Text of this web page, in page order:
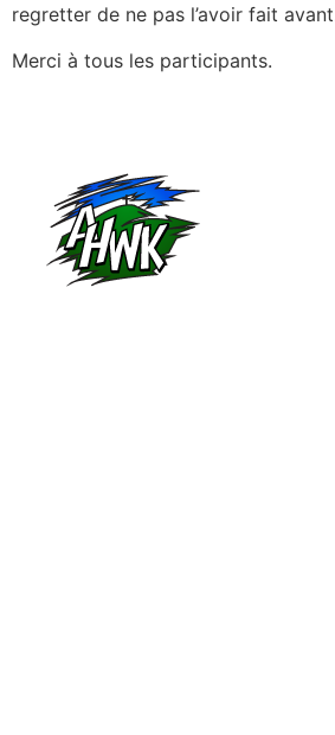
regretter de ne pas l’avoir fait
Merci à tous les participants.